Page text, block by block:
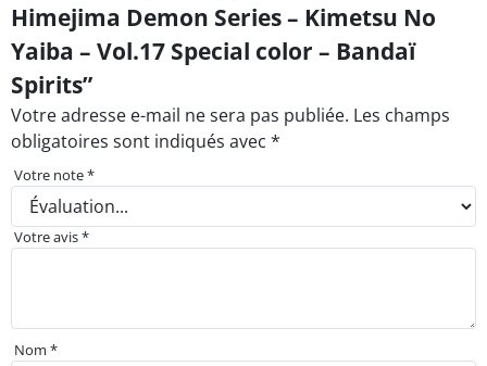
Himejima Demon Series – Kimetsu No
Yaiba – Vol.17 Special color – Bandaï
Spirits”
Votre adresse e-mail ne sera pas publiée. Les champs
obligatoires sont indiqués avec *
Votre note*
Votre avis*
Nom*